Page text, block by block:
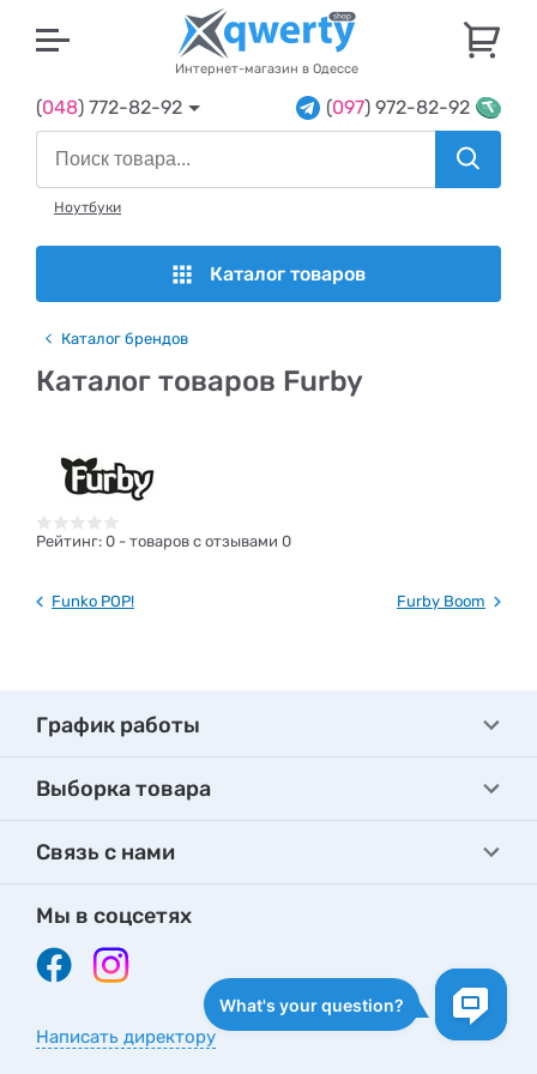
Интернет-магазин в Одессе
(048) 772-82-92 (097) 972-82-92
Ноутбуки
Каталог товаров
Каталог брендов
Каталог товаров Furby
Рейтинг: 0 - товаров с отзывами 0
Funko POP! Furby Boom
График работы
Выборка товара
Связь с нами
Мы в соцсетях
Написать директору